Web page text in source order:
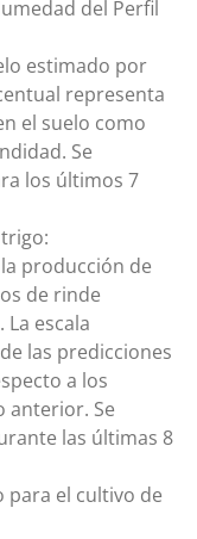
del Perfil
estimado por
representa
el suelo como
Se
los últimos 7
producción de
de rinde
escala
las predicciones
a los
anterior. Se
las últimas 8
el cultivo de